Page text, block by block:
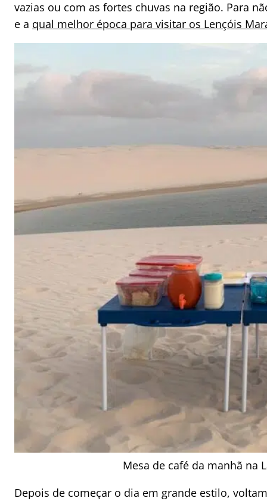
vazias ou com as fortes chuvas na região. Para
e a qual melhor época para visitar os Lençóis
Mesa de café da manhã na
Depois de começar o dia em grande estilo,